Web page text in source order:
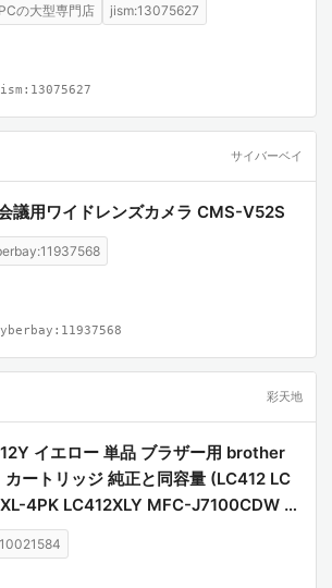
の大型専門店 jism:13075627
サイバーベイ
議用ワイドレンズカメラ CMS-V52S
彩天地
イエロー 単品 ブラザー用 brother
ートリッジ 純正と同容量 (LC412 LC
4PK LC412XLY MFC-J7100CDW L
MFCJ7100CDW MFCJ7300C